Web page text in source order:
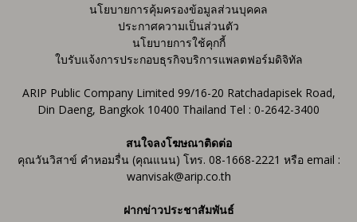
นโยบายการคุ้มครองข้อมูลส่วนบุคคล
ประกาศความเป็นส่วนตัว
นโยบายการใช้คุกกี้
ใบรับแจ้งการประกอบธุรกิจบริการแพลตฟอร์มดิจิทัล
ARIP Public Company Limited 99/16-20 Ratchadapisek Road,
Din Daeng, Bangkok 10400 Thailand Tel : 0-2642-3400
สนใจลงโฆษณาติดต่อ
คุณวันวิสาข์ คำหอมรื่น (คุณแนน) โทร. 08-1668-2221 หรือ email :
wanvisak@arip.co.th
ฝากข่าวประชาสัมพันธ์